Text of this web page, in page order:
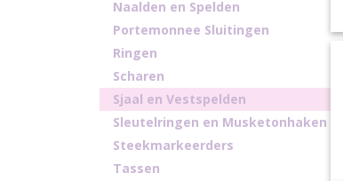
Naalden en Spelden
Portemonnee Sluitingen
Ringen
Scharen
Sjaal en Vestspelden
Sleutelringen en Musketonhaken
Steekmarkeerders
Tassen